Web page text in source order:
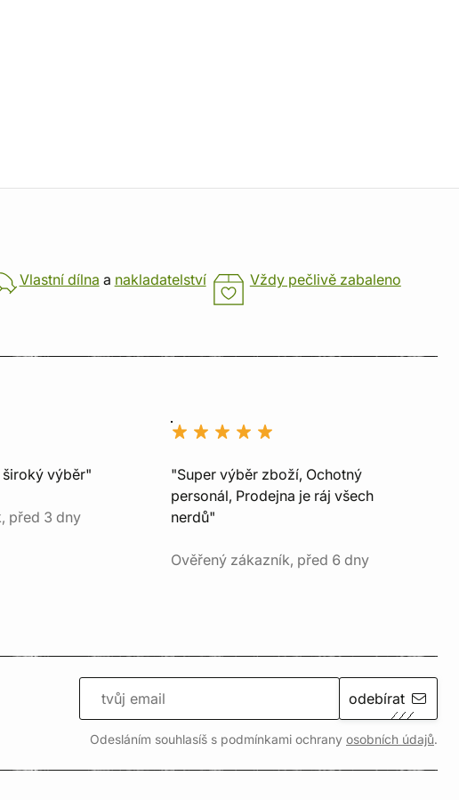
Vlastní dílna a nakladatelství Vždy pečlivě zabaleno
široký výběr"
před 3 dny
"Super výběr zboží, Ochotný
personál, Prodejna je ráj všech
nerdů"
Ověřený zákazník, před 6 dny
odebírat
Odesláním souhlasíš s podmínkami ochrany osobních údajů.